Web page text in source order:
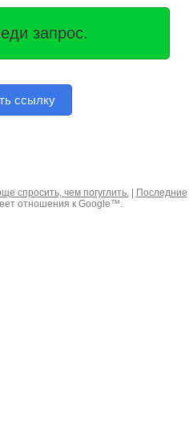
запрос.
ссылку
спросить, чем погуглить.|
Последние
отношения к Google™.